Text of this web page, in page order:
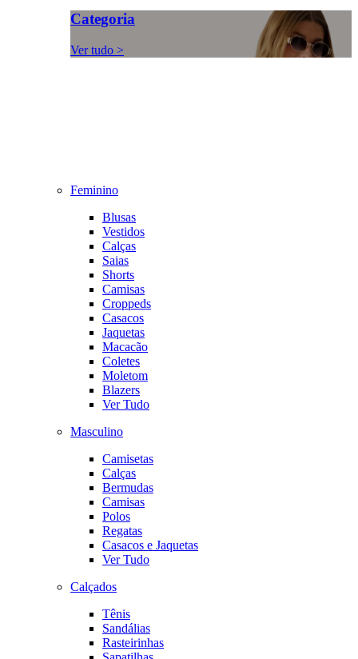
Categoria
Ver tudo >
Feminino
Blusas
Vestidos
Calças
Saias
Shorts
Camisas
Croppeds
Casacos
Jaquetas
Macacão
Coletes
Moletom
Blazers
Ver Tudo
Masculino
Camisetas
Calças
Bermudas
Camisas
Polos
Regatas
Casacos e Jaquetas
Ver Tudo
Calçados
Tênis
Sandálias
Rasteirinhas